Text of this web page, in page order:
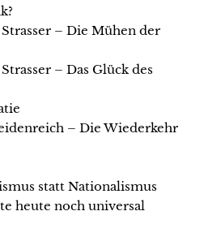
– Die Mühen der
– Das Glück des
– Die Wiederkehr
statt Nationalismus
heute noch universal